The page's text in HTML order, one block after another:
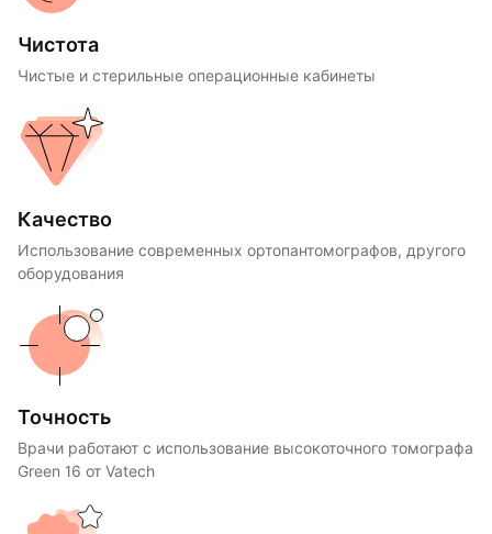
Чистота
Чистые и стерильные операционные кабинеты
Качество
Использование современных ортопантомографов, другого
оборудования
Точность
Врачи работают с использование высокоточного томографа
Green 16 от Vatech